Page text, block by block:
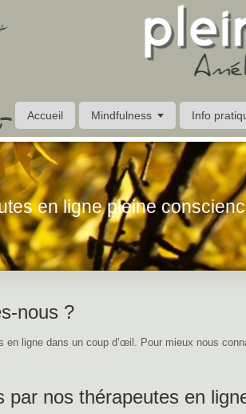
Accueil Mindfulness Info
en ligne pleine
nous ?
en ligne dans un coup d’œil. Pour mieux nous
par nos thérapeutes en